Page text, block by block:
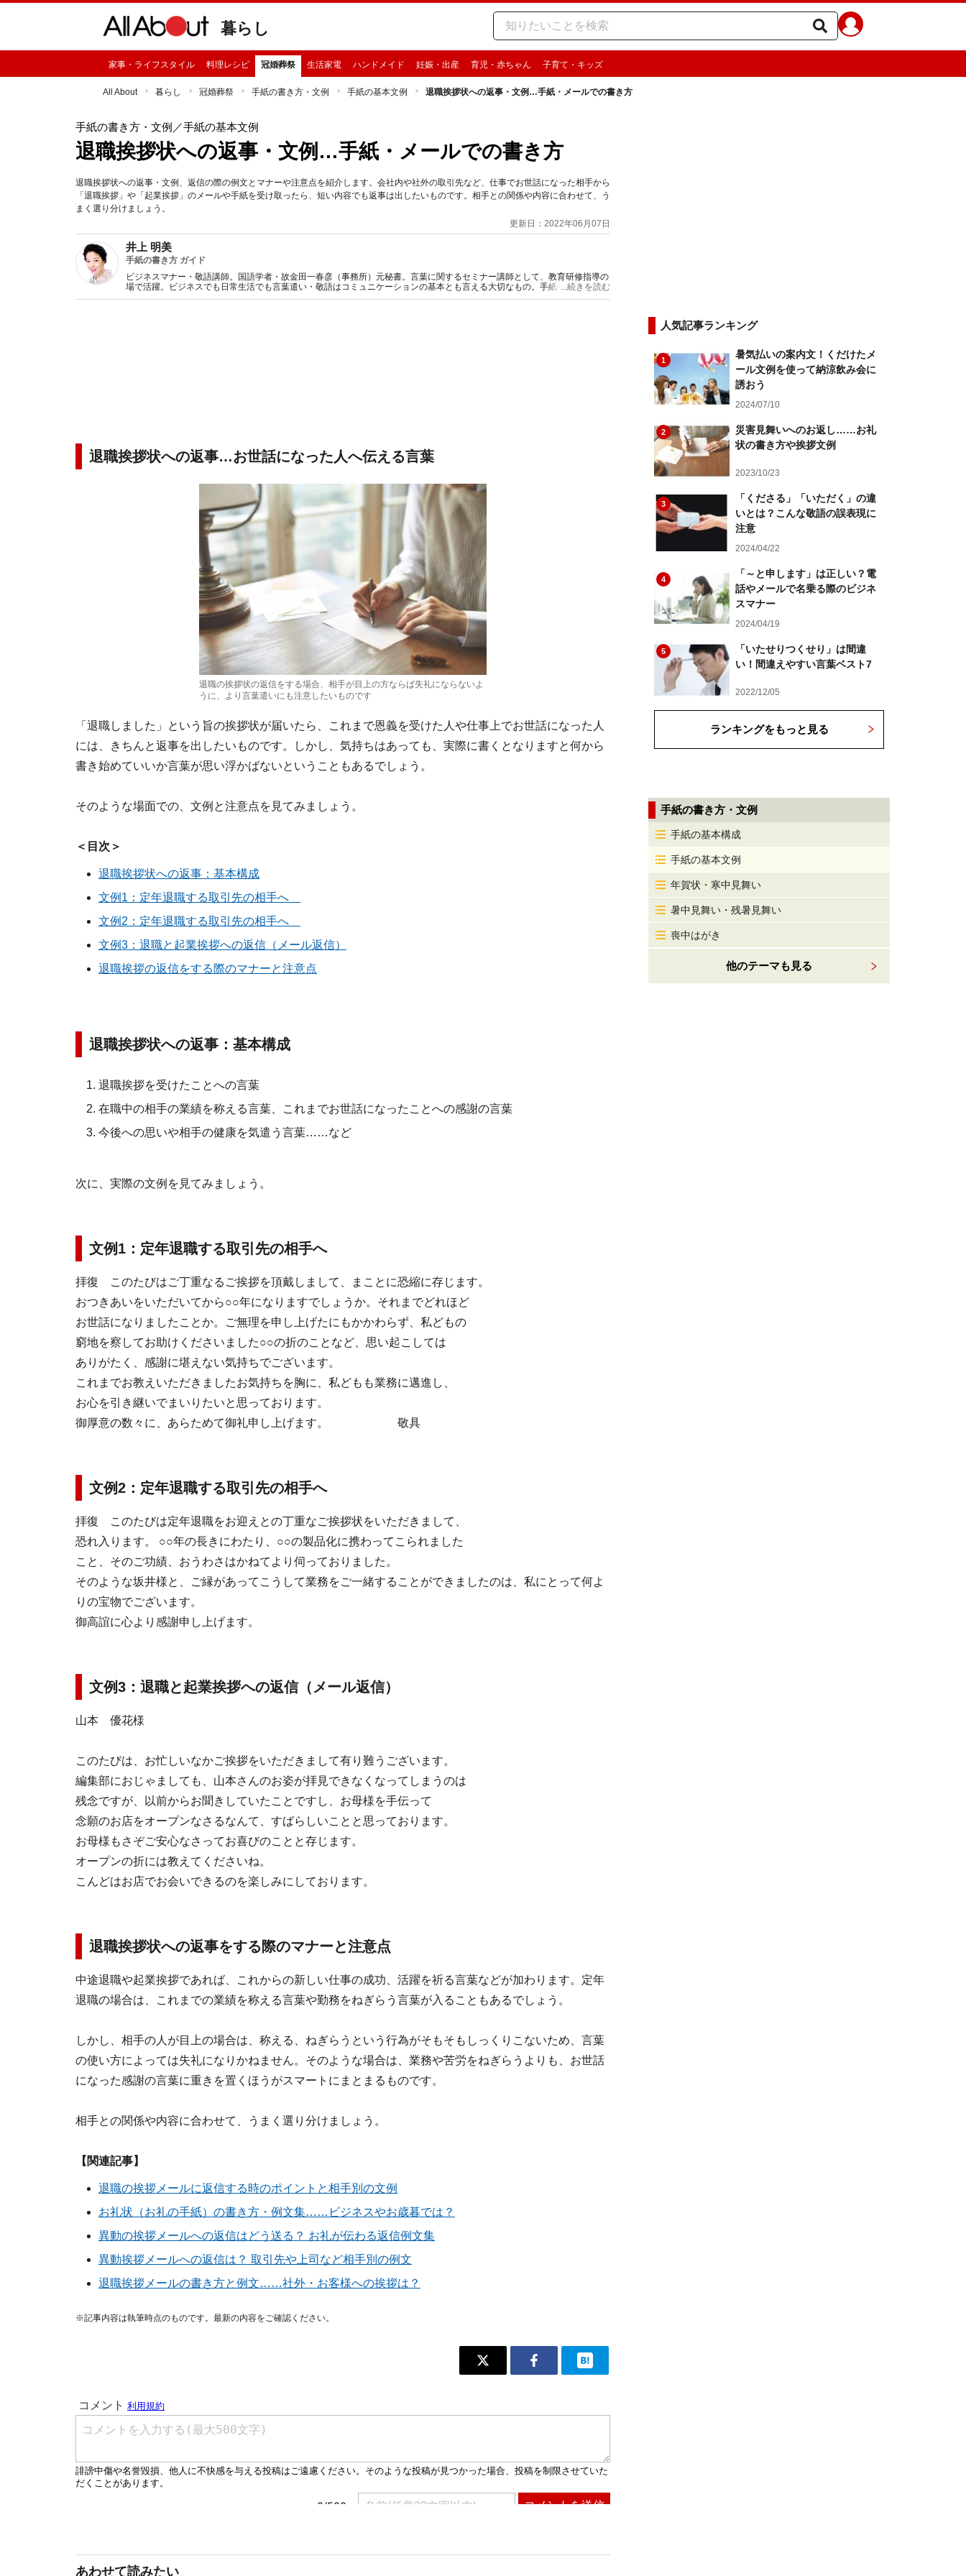
暮らし
家事・ライフスタイル 料理レシピ 冠婚葬祭 生活家電 ハンドメイド 妊娠・出産 育児・赤ちゃん 子育て・キッズ
All About 暮らし 冠婚葬祭 手紙の書き方・文例 手紙の基本文例 退職挨拶状への返事・文例…手紙・メールでの書き方
手紙の書き方・文例 ／手紙の基本文例
退職挨拶状への返事・文例…手紙・メールでの書き方
退職挨拶状への返事・文例、返信の際の例文とマナーや注意点を紹介します。会社内や社外の取引先など、仕事でお世話になった相手から
「退職挨拶」や「起業挨拶」のメールや手紙を受け取ったら、短い内容でも返事は出したいものです。相手との関係や内容に合わせて、う
まく選り分けましょう。
更新日：2022年06月07日
井上 明美
手紙の書き方 ガイド
ビジネスマナー・敬語講師。国語学者・故金田一春彦（事務所）元秘書。言葉に関するセミナー講師として、教育研修指導の
場で活躍。ビジネスでも日常生活でも言葉遣い・敬語はコミュニケーションの基本とも言える大切なもの。手紙や会話での心
くばりのある言葉の使い方や注意点について各場面ごとに詳しく解説いたします。
...続きを読む
退職挨拶状への返事…お世話になった人へ伝える言葉
退職の挨拶状の返信をする場合、相手が目上の方ならば失礼にならないよ
うに、より言葉遣いにも注意したいものです
「退職しました」という旨の挨拶状が届いたら、これまで恩義を受けた人や仕事上でお世話になった人
には、きちんと返事を出したいものです。しかし、気持ちはあっても、実際に書くとなりますと何から
書き始めていいか言葉が思い浮かばないということもあるでしょう。
そのような場面での、文例と注意点を見てみましょう。
＜目次＞
退職挨拶状への返事：基本構成
文例1：定年退職する取引先の相手へ
文例2：定年退職する取引先の相手へ
文例3：退職と起業挨拶への返信（メール返信）
退職挨拶の返信をする際のマナーと注意点
退職挨拶状への返事：基本構成
退職挨拶を受けたことへの言葉
在職中の相手の業績を称える言葉、これまでお世話になったことへの感謝の言葉
今後への思いや相手の健康を気遣う言葉……など
次に、実際の文例を見てみましょう。
文例1：定年退職する取引先の相手へ
拝復 このたびはご丁重なるご挨拶を頂戴しまして、まことに恐縮に存じます。
おつきあいをいただいてから○○年になりますでしょうか。それまでどれほど
お世話になりましたことか。ご無理を申し上げたにもかかわらず、私どもの
窮地を察してお助けくださいました○○の折のことなど、思い起こしては
ありがたく、感謝に堪えない気持ちでございます。
これまでお教えいただきましたお気持ちを胸に、私どもも業務に邁進し、
お心を引き継いでまいりたいと思っております。
御厚意の数々に、あらためて御礼申し上げます。 敬具
文例2：定年退職する取引先の相手へ
拝復 このたびは定年退職をお迎えとの丁重なご挨拶状をいただきまして、
恐れ入ります。 ○○年の長きにわたり、○○の製品化に携わってこられました
こと、そのご功績、おうわさはかねてより伺っておりました。
そのような坂井様と、ご縁があってこうして業務をご一緒することができましたのは、私にとって何よ
りの宝物でございます。
御高誼に心より感謝申し上げます。
文例3：退職と起業挨拶への返信（メール返信）
山本 優花様
このたびは、お忙しいなかご挨拶をいただきまして有り難うございます。
編集部におじゃましても、山本さんのお姿が拝見できなくなってしまうのは
残念ですが、以前からお聞きしていたことですし、お母様を手伝って
念願のお店をオープンなさるなんて、すばらしいことと思っております。
お母様もさぞご安心なさってお喜びのことと存じます。
オープンの折には教えてくださいね。
こんどはお店でお会いできるのを楽しみにしております。
退職挨拶状への返事をする際のマナーと注意点
中途退職や起業挨拶であれば、これからの新しい仕事の成功、活躍を祈る言葉などが加わります。定年
退職の場合は、これまでの業績を称える言葉や勤務をねぎらう言葉が入ることもあるでしょう。
しかし、相手の人が目上の場合は、称える、ねぎらうという行為がそもそもしっくりこないため、言葉
の使い方によっては失礼になりかねません。そのような場合は、業務や苦労をねぎらうよりも、お世話
になった感謝の言葉に重きを置くほうがスマートにまとまるものです。
相手との関係や内容に合わせて、うまく選り分けましょう。
【関連記事】
退職の挨拶メールに返信する時のポイントと相手別の文例
お礼状（お礼の手紙）の書き方・例文集……ビジネスやお歳暮では？
異動の挨拶メールへの返信はどう送る？ お礼が伝わる返信例文集
異動挨拶メールへの返信は？ 取引先や上司など相手別の例文
退職挨拶メールの書き方と例文……社外・お客様への挨拶は？
※記事内容は執筆時点のものです。最新の内容をご確認ください。
あわせて読みたい
人気記事ランキング
1
暑気払いの案内文！くだけたメ
ール文例を使って納涼飲み会に
誘おう
2024/07/10
2
災害見舞いへのお返し……お礼
状の書き方や挨拶文例
2023/10/23
3
「くださる」「いただく」の違
いとは？こんな敬語の誤表現に
注意
2024/04/22
4
「～と申します」は正しい？電
話やメールで名乗る際のビジネ
スマナー
2024/04/19
5
「いたせりつくせり」は間違
い！間違えやすい言葉ベスト7
2022/12/05
ランキングをもっと見る
手紙の書き方・文例
手紙の基本構成
手紙の基本文例
年賀状・寒中見舞い
暑中見舞い・残暑見舞い
喪中はがき
他のテーマも見る